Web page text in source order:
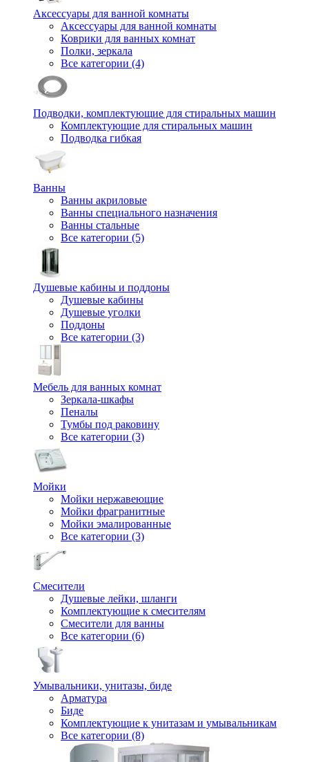
Аксессуары для ванной комнаты
Аксессуары для ванной комнаты
Коврики для ванных комнат
Полки, зеркала
Все категории (4)
Подводки, комплектующие для стиральных машин
Комплектующие для стиральных машин
Подводка гибкая
Ванны
Ванны акриловые
Ванны специального назначения
Ванны стальные
Все категории (5)
Душевые кабины и поддоны
Душевые кабины
Душевые уголки
Поддоны
Все категории (3)
Мебель для ванных комнат
Зеркала-шкафы
Пеналы
Тумбы под раковину
Все категории (3)
Мойки
Мойки нержавеющие
Мойки фрагранитные
Мойки эмалированные
Все категории (3)
Смесители
Душевые лейки, шланги
Комплектующие к смесителям
Смесители для ванны
Все категории (6)
Умывальники, унитазы, биде
Арматура
Биде
Комплектующие к унитазам и умывальникам
Все категории (8)